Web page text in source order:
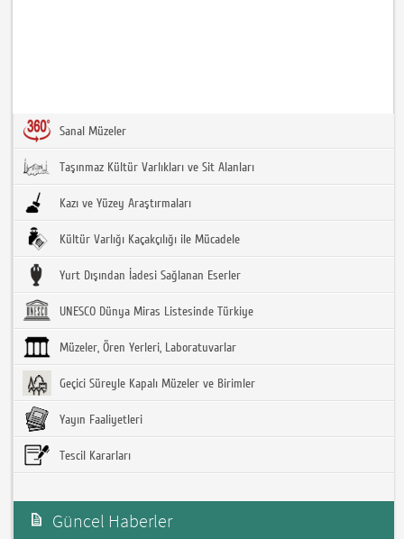
Sanal Müzeler
Taşınmaz Kültür Varlıkları ve Sit Alanları
Kazı ve Yüzey Araştırmaları
Kültür Varlığı Kaçakçılığı ile Mücadele
Yurt Dışından İadesi Sağlanan Eserler
UNESCO Dünya Miras Listesinde Türkiye
Müzeler, Ören Yerleri, Laboratuvarlar
Geçici Süreyle Kapalı Müzeler ve Birimler
Yayın Faaliyetleri
Tescil Kararları
Güncel Haberler